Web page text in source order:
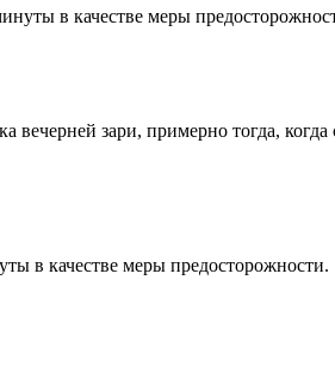
в качестве меры
зари, примерно тогда,
в качестве меры предосторожности.